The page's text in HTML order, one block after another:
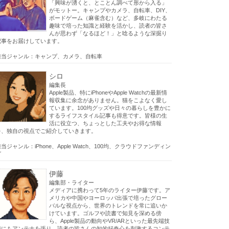
「興味が湧くと、とことん調べて形から入る」
がモットー。キャンプやカメラ、自転車、DIY、
ボードゲーム（麻雀含む）など、多岐にわたる
趣味で培った知識と経験を活かし、読者の皆さ
んが思わず「なるほど！」と唸るような深掘り
をお届けしています。
当ジャンル：キャンプ、カメラ、自転車
シロ
編集長
Apple製品、特にiPhoneやApple Watchの最新情
報収集に余念がありません。猫をこよなく愛し
ています。100均グッズや日々の暮らしを豊かに
するライフスタイル記事も得意です。皆様の生
活に役立つ、ちょっとした工夫やお得な情報
独自の視点でご紹介していきます。
当ジャンル：iPhone、Apple Watch、100均、クラウドファンディン
伊藤
編集部・ライター
メディアに携わって5年のライター伊藤です。ア
メリカや中国やヨーロッパ出張で培ったグロー
バルな視点から、世界のトレンドを常に追いか
けています。ゴルフや読書で知見を深める傍
ら、Apple製品の動向やVR/ARといった最先端技